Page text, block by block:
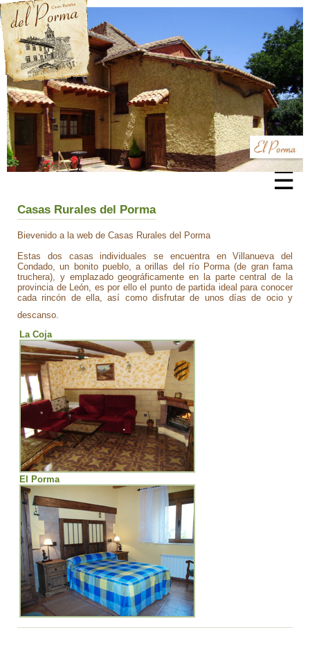
☰
Casas Rurales del Porma
Bievenido a la web de Casas Rurales del Porma
Estas dos casas individuales se encuentra en Villanueva del
Condado, un bonito pueblo, a orillas del río Porma (de gran fama
truchera), y emplazado geográficamente en la parte central de la
provincia de León, es por ello el punto de partida ideal para conocer
cada rincón de ella, así como disfrutar de unos días de ocio y
descanso.
La Coja
El Porma